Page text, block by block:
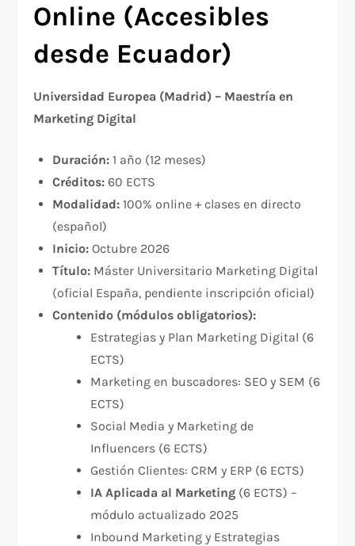
Online (Accesibles
desde Ecuador)
Universidad Europea (Madrid) – Maestría en
Marketing Digital
Duración: 1 año (12 meses)
Créditos: 60 ECTS
Modalidad: 100% online + clases en directo
(español)
Inicio: Octubre 2026
Título: Máster Universitario Marketing Digital
(oficial España, pendiente inscripción oficial)
Contenido (módulos obligatorios):
Estrategias y Plan Marketing Digital (6
ECTS)
Marketing en buscadores: SEO y SEM (6
ECTS)
Social Media y Marketing de
Influencers (6 ECTS)
Gestión Clientes: CRM y ERP (6 ECTS)
IA Aplicada al Marketing (6 ECTS) –
módulo actualizado 2025
Inbound Marketing y Estrategias